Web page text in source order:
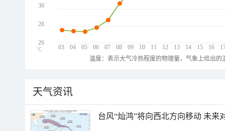
03 04 05 06 07 08 09 10 11 12 13 14 15 16
30
28
26
℃
温度：表示大气冷热程度的物理量，气象上给出
天气资讯
台风“灿鸿”将向西北方向移动 未来